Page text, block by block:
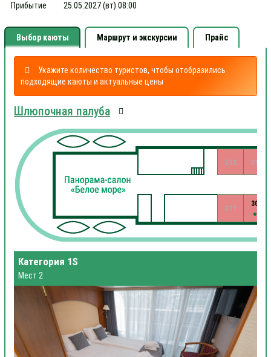
Прибытие
25.05.2027 (вт) 08:00
Выбор каюты Маршрут и экскурсии Прайс
Укажите количество туристов, чтобы отобразились
подходящие каюты и актуальные цены
Шлюпочная палуба
309
310
311
312
Категория 1S
Мест 2